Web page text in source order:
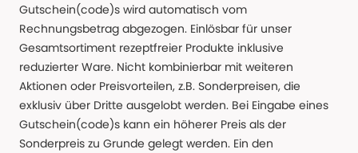
Gutschein(code)s wird automatisch vom
Rechnungsbetrag abgezogen. Einlösbar für unser
Gesamtsortiment rezeptfreier Produkte inklusive
reduzierter Ware. Nicht kombinierbar mit weiteren
Aktionen oder Preisvorteilen, z.B. Sonderpreisen, die
exklusiv über Dritte ausgelobt werden. Bei Eingabe eines
Gutschein(code)s kann ein höherer Preis als der
Sonderpreis zu Grunde gelegt werden. Ein den